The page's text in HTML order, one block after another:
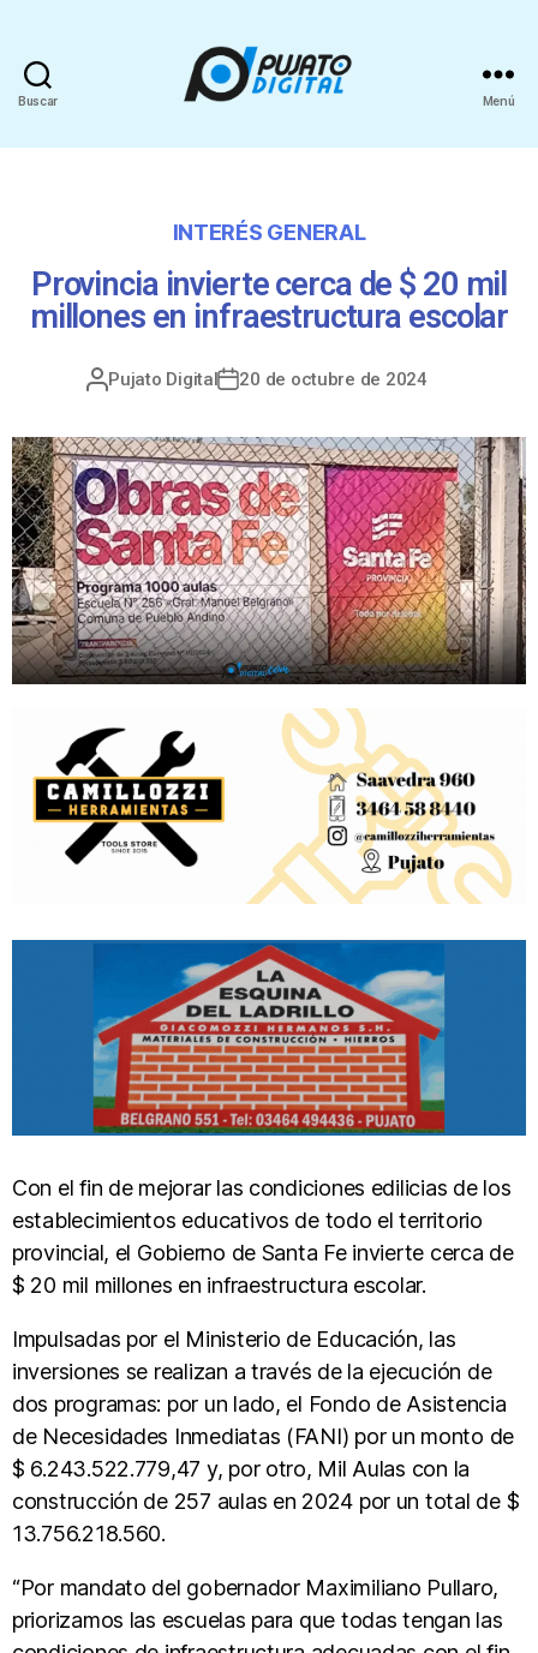
Buscar Menú
INTERÉS GENERAL
Provincia invierte cerca de $ 20 mil
millones en infraestructura escolar
Pujato Digital 20 de octubre de 2024
Con el fin de mejorar las condiciones edilicias de los
establecimientos educativos de todo el territorio
provincial, el Gobierno de Santa Fe invierte cerca de
$ 20 mil millones en infraestructura escolar.
Impulsadas por el Ministerio de Educación, las
inversiones se realizan a través de la ejecución de
dos programas: por un lado, el Fondo de Asistencia
de Necesidades Inmediatas (FANI) por un monto de
$ 6.243.522.779,47 y, por otro, Mil Aulas con la
construcción de 257 aulas en 2024 por un total de $
13.756.218.560.
“Por mandato del gobernador Maximiliano Pullaro,
priorizamos las escuelas para que todas tengan las